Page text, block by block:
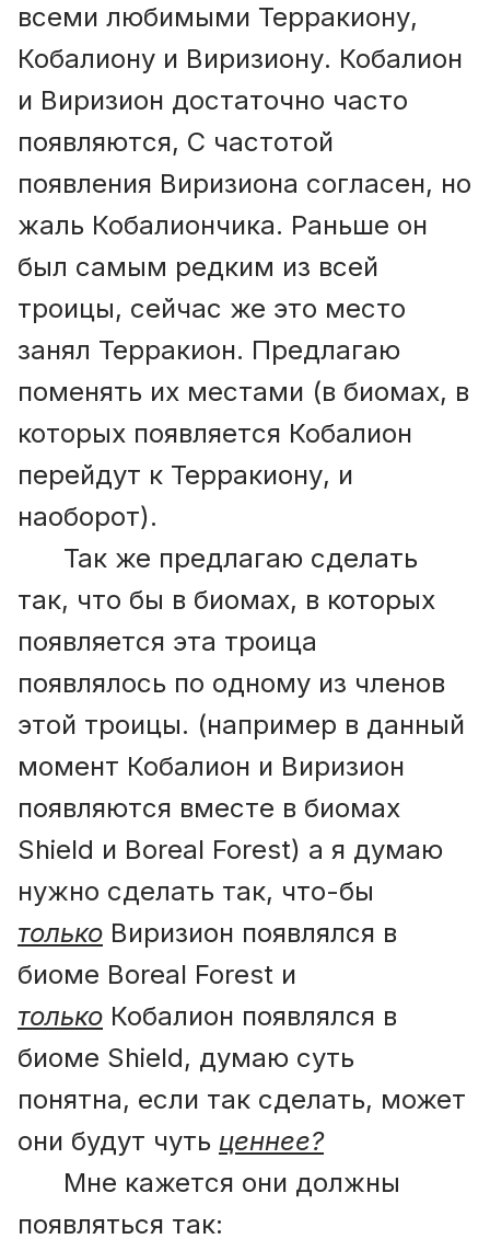
всеми любимыми Терракиону,
Кобалиону и Виризиону. Кобалион
и Виризион достаточно часто
появляются, С частотой
появления Виризиона согласен, но
жаль Кобалиончика. Раньше он
был самым редким из всей
троицы, сейчас же это место
занял Терракион. Предлагаю
поменять их местами (в биомах, в
которых появляется Кобалион
перейдут к Терракиону, и
наоборот).
Так же предлагаю сделать
так, что бы в биомах, в которых
появляется эта троица
появлялось по одному из членов
этой троицы. (например в данный
момент Кобалион и Виризион
появляются вместе в биомах
Shield и Boreal Forest) а я думаю
нужно сделать так, что-бы
только Виризион появлялся в
биоме Boreal Forest и
только Кобалион появлялся в
биоме Shield, думаю суть
понятна, если так сделать, может
они будут чуть ценнее?
Мне кажется они должны
появляться так: